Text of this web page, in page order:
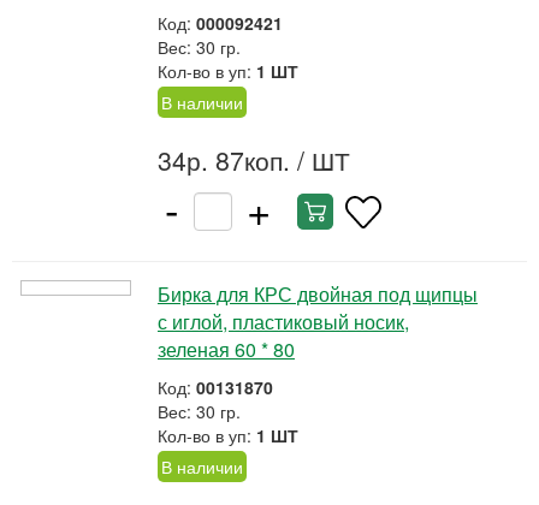
Код: 000092421
Вес: 30 гр.
Кол-во в уп: 1 ШТ
В наличии
34р. 87коп. / ШТ
- +
Бирка для КРС двойная под щипцы
с иглой, пластиковый носик,
зеленая 60 * 80
Код: 00131870
Вес: 30 гр.
Кол-во в уп: 1 ШТ
В наличии